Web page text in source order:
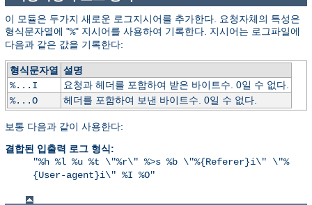
이 모듈은 두가지 새로운 로그지시어를 추가한다. 요청자체의 특성은
형식문자열에 "%" 지시어를 사용하여 기록한다. 지시어는 로그파일에
다음과 같은 값을 기록한다:
형식문자열 설명
%...I
요청과 헤더를 포함하여 받은 바이트수. 0일 수 없다.
%...O
헤더를 포함하여 보낸 바이트수. 0일 수 없다.
보통 다음과 같이 사용한다:
결합된 입출력 로그 형식:
"%h %l %u %t \"%r\" %>s %b \"%{Referer}i\" \"%
{User-agent}i\" %I %O"